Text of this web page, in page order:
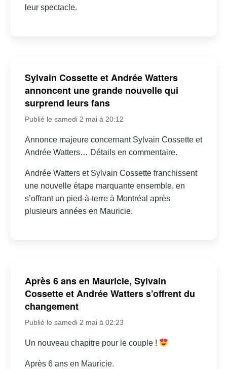
leur spectacle.
Sylvain Cossette et Andrée Watters
annoncent une grande nouvelle qui
surprend leurs fans
Publié le samedi 2 mai à 20:12
Annonce majeure concernant Sylvain Cossette et
Andrée Watters… Détails en commentaire.
Andrée Watters et Sylvain Cossette franchissent
une nouvelle étape marquante ensemble, en
s’offrant un pied-à-terre à Montréal après
plusieurs années en Mauricie.
Après 6 ans en Mauricie, Sylvain
Cossette et Andrée Watters s’offrent du
changement
Publié le samedi 2 mai à 02:23
Un nouveau chapitre pour le couple !
Après 6 ans en Mauricie.